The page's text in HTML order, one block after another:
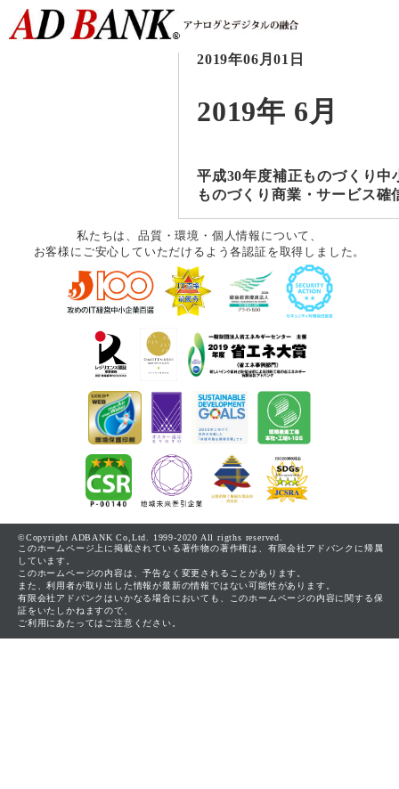
2019年06月01日
2019年 6月
平成30年度補正ものづくり中
ものづくり商業・サービス
私たちは、品質・環境・個人情報について、
お客様にご安心していただけるよう各認証を取得しました。
©Copyright ADBANK Co,Ltd. 1999-2020 All rigths reserved.
このホームページ上に掲載されている著作物の著作権は、有限会社アドバンクに帰属
しています。
このホームページの内容は、予告なく変更されることがあります。
また、利用者が取り出した情報が最新の情報ではない可能性があります。
有限会社アドバンクはいかなる場合においても、このホームページの内容に関する保
証をいたしかねますので、
ご利用にあたってはご注意ください。